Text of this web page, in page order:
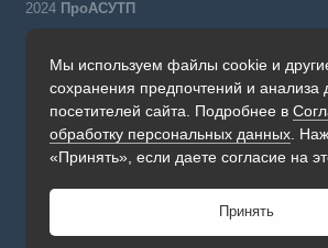
Мы используем файлы cookie и
сохранения предпочтений и анализа
посетителей сайта. Подробнее в
обработку персональных данных .
«Принять», если даете согласие на
Принять
2024 ПроАСУТП
Simatic в России тел.:
+7 (342) 273-82-09
Будни, с 09.00 до 19.00